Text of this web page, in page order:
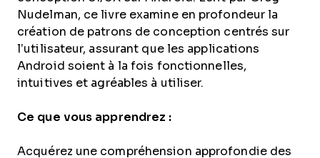
Nudelman, ce livre examine en profondeur la
création de patrons de conception centrés sur
l’utilisateur, assurant que les applications
Android soient à la fois fonctionnelles,
intuitives et agréables à utiliser.
Ce que vous apprendrez :
Acquérez une compréhension approfondie des